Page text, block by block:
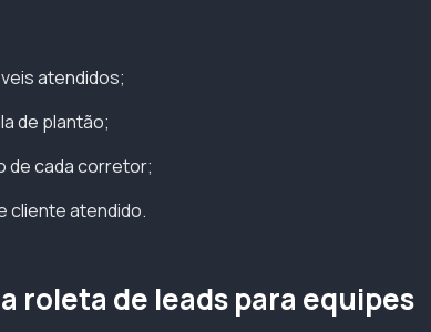
atendidos;
de plantão;
de cada corretor;
cliente atendido.
roleta de leads para equipes